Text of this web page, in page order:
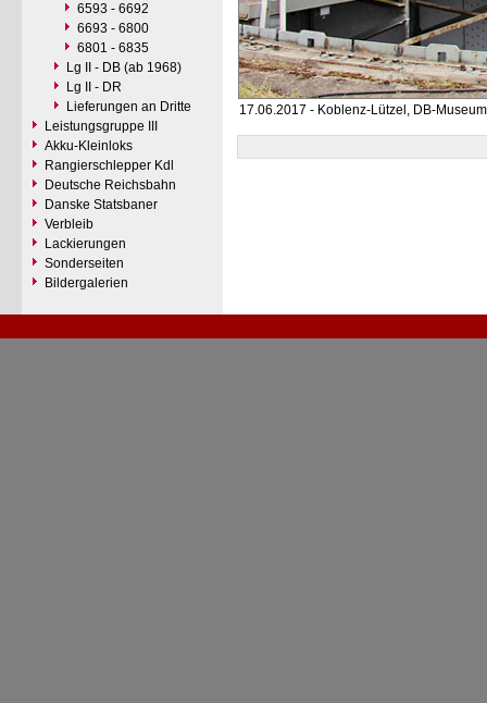
6593 - 6692
6693 - 6800
6801 - 6835
Lg II - DB (ab 1968)
Lg II - DR
Lieferungen an Dritte
Leistungsgruppe III
Akku-Kleinloks
Rangierschlepper Kdl
Deutsche Reichsbahn
Danske Statsbaner
Verbleib
Lackierungen
Sonderseiten
Bildergalerien
17.06.2017 - Koblenz-Lützel, DB-Museum